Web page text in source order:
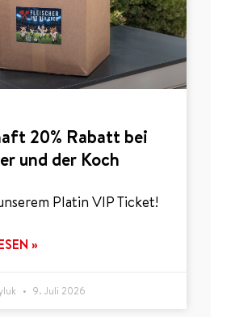
20% Rabatt bei
und der Koch
Platin VIP Ticket!
»
9. Juli 2026